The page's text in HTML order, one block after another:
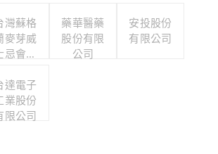
灣蘇格
麥芽威
忌會所
公司
藥華醫藥
股份有限
公司
安投股份
有限公司
達電子
業股份
限公司